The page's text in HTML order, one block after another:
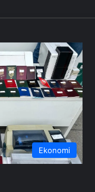
Ekonomi